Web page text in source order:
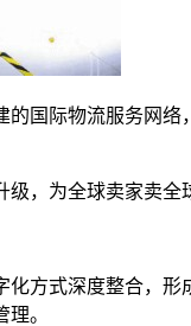
国际物流服务网
，为全球卖家卖全
方式深度整合，
。